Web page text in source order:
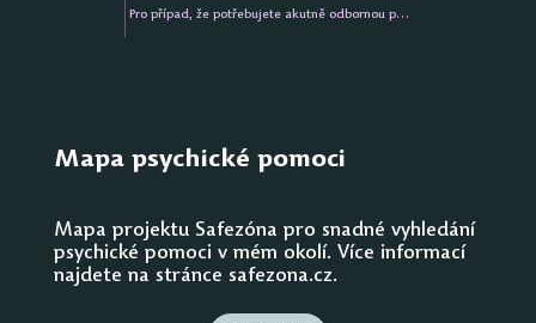
Pro případ, že potřebujete akutně odbornou pomoc
Mapa psychické pomoci
Mapa projektu Safezóna pro snadné vyhledání
psychické pomoci v mém okolí. Více informací
najdete na stránce safezona.cz.